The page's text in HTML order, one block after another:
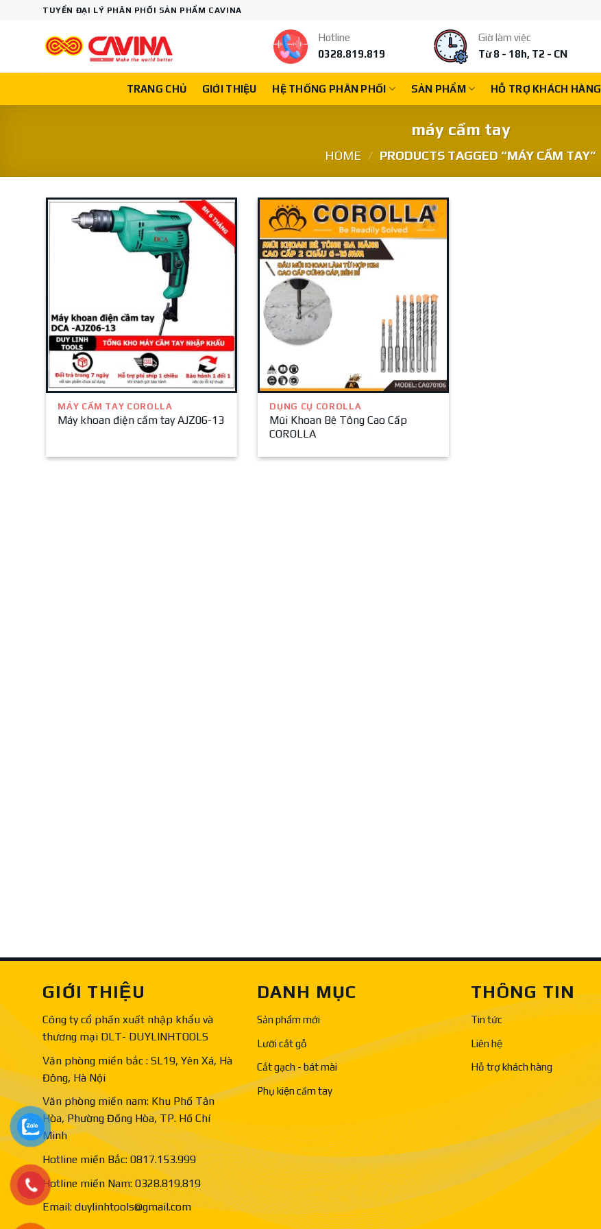
TUYỂN ĐẠI LÝ PHÂN PHỐI SẢN PHẨM CAVINA
Hotline
0328.819.819
Giờ làm việc
Từ 8 - 18h, T2 - CN
TRANG CHỦ GIỚI THIỆU HỆ THỐNG PHÂN PHỐI SẢN PHẨM HỖ TRỢ KHÁCH HÀNG
máy cầm tay
HOME / PRODUCTS TAGGED “MÁY CẦM TAY”
MÁY CẦM TAY COROLLA
Máy khoan điện cầm tay AJZ06-13
DỤNG CỤ COROLLA
Mũi Khoan Bê Tông Cao Cấp
COROLLA
GIỚI THIỆU
Công ty cổ phần xuất nhập khẩu và
thương mại DLT- DUYLINHTOOLS
Văn phòng miền bắc : SL19, Yên Xá, Hà
Đông, Hà Nội
Văn phòng miền nam: Khu Phố Tân
Hòa, Phường Đồng Hòa, TP. Hồ Chí
Minh
Hotline miền Bắc: 0817.153.999
Hotline miền Nam: 0328.819.819
Email: duylinhtools@gmail.com
DANH MỤC
Sản phẩm mới
Lưỡi cắt gỗ
Cắt gạch - bát mài
Phụ kiện cầm tay
THÔNG TIN
Tin tức
Liên hệ
Hỗ trợ khách hàng